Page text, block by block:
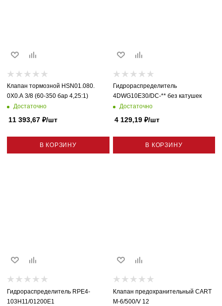
Клапан тормозной HSN01.080.
0X0.A 3/8 (60-350 бар 4,25:1)
Достаточно
11 393,67 ₽/шт
В КОРЗИНУ
Гидрораспределитель
4DWG10E30/DC-** без катушек
Достаточно
4 129,19₽/шт
В КОРЗИНУ
Гидрораспределитель RPE4-
103H11/01200E1
Клапан предохранительный CART
M-6/500/V 12